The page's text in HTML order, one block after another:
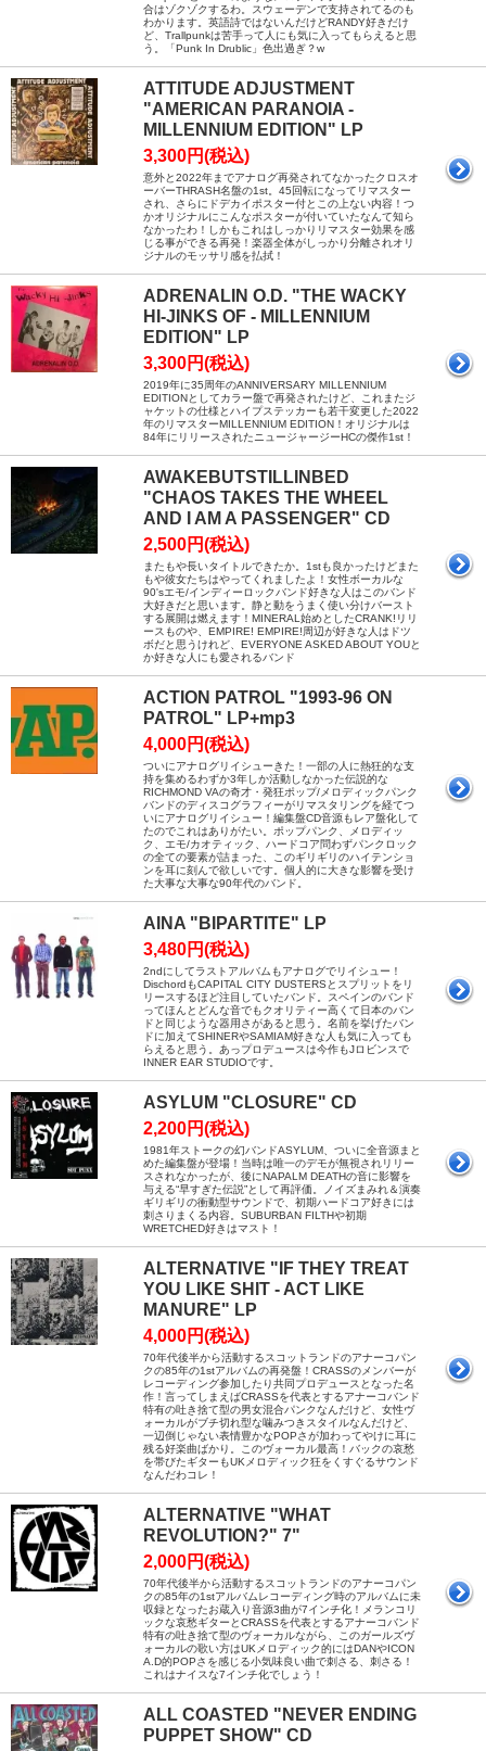
合はゾクゾクするわ。スウェーデンで支持されてるのも
わかります。英語詩ではないんだけどRANDY好きだけ
ど、Trallpunkは苦手って人にも気に入ってもらえると思
う。「Punk In Drublic」色出過ぎ？w
ATTITUDE ADJUSTMENT
"AMERICAN PARANOIA -
MILLENNIUM EDITION" LP
3,300円(税込)
意外と2022年までアナログ再発されてなかったクロスオ
ーバーTHRASH名盤の1st。45回転になってリマスター
され、さらにドデカイポスター付とこの上ない内容！つ
かオリジナルにこんなポスターが付いていたなんて知ら
なかったわ！しかもこれはしっかりリマスター効果を感
じる事ができる再発！楽器全体がしっかり分離されオリ
ジナルのモッサリ感を払拭！
ADRENALIN O.D. "THE WACKY
HI-JINKS OF - MILLENNIUM
EDITION" LP
3,300円(税込)
2019年に35周年のANNIVERSARY MILLENNIUM
EDITIONとしてカラー盤で再発されたけど、これまたジ
ャケットの仕様とハイプステッカーも若干変更した2022
年のリマスターMILLENNIUM EDITION！オリジナルは
84年にリリースされたニュージャージーHCの傑作1st！
AWAKEBUTSTILLINBED
"CHAOS TAKES THE WHEEL
AND I AM A PASSENGER" CD
2,500円(税込)
またもや長いタイトルできたか。1stも良かったけどまた
もや彼女たちはやってくれましたよ！女性ボーカルな
90'sエモ/インディーロックバンド好きな人はこのバンド
大好きだと思います。静と動をうまく使い分けバースト
する展開は燃えます！MINERAL始めとしたCRANK!リリ
ースものや、EMPIRE! EMPIRE!周辺が好きな人はドツ
ボだと思うけれど、EVERYONE ASKED ABOUT YOUと
か好きな人にも愛されるバンド
ACTION PATROL "1993-96 ON
PATROL" LP+mp3
4,000円(税込)
ついにアナログリイシューきた！一部の人に熱狂的な支
持を集めるわずか3年しか活動しなかった伝説的な
RICHMOND VAの奇才・発狂ポップ/メロディックパンク
バンドのディスコグラフィーがリマスタリングを経てつ
いにアナログリイシュー！編集盤CD音源もレア盤化して
たのでこれはありがたい。ポップパンク、メロディッ
ク、エモ/カオティック、ハードコア問わずパンクロック
の全ての要素が詰まった、このギリギリのハイテンショ
ンを耳に刻んで欲しいです。個人的に大きな影響を受け
た大事な大事な90年代のバンド。
AINA "BIPARTITE" LP
3,480円(税込)
2ndにしてラストアルバムもアナログでリイシュー！
DischordもCAPITAL CITY DUSTERSとスプリットをリ
リースするほど注目していたバンド。スペインのバンド
ってほんとどんな音でもクオリティー高くて日本のバン
ドと同じような器用さがあると思う。名前を挙げたバン
ドに加えてSHINERやSAMIAM好きな人も気に入っても
らえると思う。あっプロデュースは今作もJロビンスで
INNER EAR STUDIOです。
ASYLUM "CLOSURE" CD
2,200円(税込)
1981年ストークの幻バンドASYLUM、ついに全音源まと
めた編集盤が登場！当時は唯一のデモが無視されリリー
スされなかったが、後にNAPALM DEATHの音に影響を
与える“早すぎた伝説”として再評価。ノイズまみれ＆演奏
ギリギリの衝動型サウンドで、初期ハードコア好きには
刺さりまくる内容。SUBURBAN FILTHや初期
WRETCHED好きはマスト！
ALTERNATIVE "IF THEY TREAT
YOU LIKE SHIT - ACT LIKE
MANURE" LP
4,000円(税込)
70年代後半から活動するスコットランドのアナーコパン
クの85年の1stアルバムの再発盤！CRASSのメンバーが
レコーディング参加したり共同プロデュースとなった名
作！言ってしまえばCRASSを代表とするアナーコバンド
特有の吐き捨て型の男女混合パンクなんだけど、女性ヴ
ォーカルがブチ切れ型な噛みつきスタイルなんだけど、
一辺倒じゃない表情豊かなPOPさが加わってやけに耳に
残る好楽曲ばかり。このヴォーカル最高！バックの哀愁
を帯びたギターもUKメロディック狂をくすぐるサウンド
なんだわコレ！
ALTERNATIVE "WHAT
REVOLUTION?" 7"
2,000円(税込)
70年代後半から活動するスコットランドのアナーコパン
クの85年の1stアルバムレコーディング時のアルバムに未
収録となったお蔵入り音源3曲が7インチ化！メランコリ
ックな哀愁ギターとCRASSを代表とするアナーコバンド
特有の吐き捨て型のヴォーカルながら、このガールズヴ
ォーカルの歌い方はUKメロディック的にはDANやICON
A.D的POPさを感じる小気味良い曲で刺さる、刺さる！
これはナイスな7インチ化でしょう！
ALL COASTED "NEVER ENDING
PUPPET SHOW" CD